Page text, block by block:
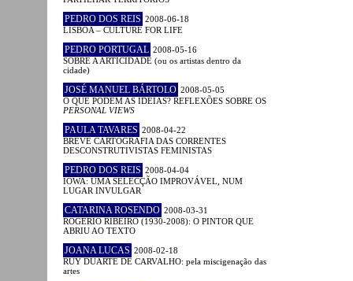
PEDRO DOS REIS 2008-06-18
LISBOA – CULTURE FOR LIFE
PEDRO PORTUGAL 2008-05-16
SOBRE A ARTICIDADE (ou os artistas dentro da
cidade)
JOSÉ MANUEL BÁRTOLO 2008-05-05
O QUE PODEM AS IDEIAS? REFLEXÕES SOBRE OS
PERSONAL VIEWS
PAULA TAVARES 2008-04-22
BREVE CARTOGRAFIA DAS CORRENTES
DESCONSTRUTIVISTAS FEMINISTAS
PEDRO DOS REIS 2008-04-04
IOWA: UMA SELECÇÃO IMPROVÁVEL, NUM
LUGAR INVULGAR
CATARINA ROSENDO 2008-03-31
ROGÉRIO RIBEIRO (1930-2008): O PINTOR QUE
ABRIU AO TEXTO
JOANA LUCAS 2008-02-18
RUY DUARTE DE CARVALHO: pela miscigenação das
artes